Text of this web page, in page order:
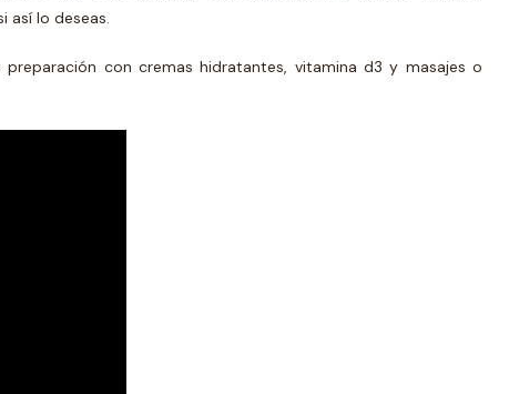
así lo deseas.
con cremas hidratantes, vitamina d3 y masajes o